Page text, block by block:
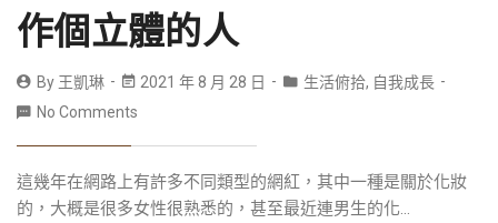
作個立體的人
By 王凱琳 2021 年 8 月 28 日 生活俯拾, 自我成長
No Comments
這幾年在網路上有許多不同類型的網紅，其中一種是關於化妝
的，大概是很多女性很熟悉的，甚至最近連男生的化...